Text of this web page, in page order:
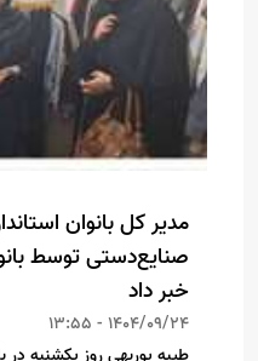
مدیر کل بانوان
صنایع‌دستی توسط
خبر داد
1404/09/24 - 13:55
طیبه پوربهی روز یکشنبه در